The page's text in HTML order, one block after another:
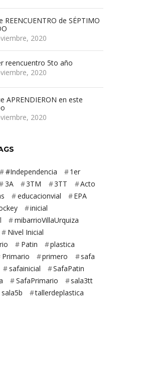
REENCUENTRO de SÉPTIMO
2020
reencuentro 5to año
2020
APRENDIERON en este
2020
#Independencia
1er
3A 3TM 3TT
Acto
educacionvial
EPA
inicial
mibarrioVillaUrquiza
Nivel Inicial
Patin
plastica
Primario primero
safa
safainicial
SafaPatin
SafaPrimario
sala3tt
sala5b
tallerdeplastica